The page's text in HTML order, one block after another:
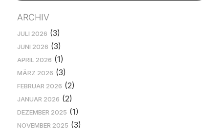
ARCHIV
JULI 2026 (3)
JUNI 2026 (3)
APRIL 2026 (1)
MÄRZ 2026 (3)
FEBRUAR 2026 (2)
JANUAR 2026 (2)
DEZEMBER 2025 (1)
NOVEMBER 2025 (3)